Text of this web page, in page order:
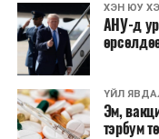
ХЭН ЮУ
АНУ-д
ҮЙЛ
Эм,
тэрбум